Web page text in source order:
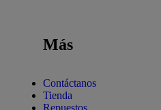
Más
Contáctanos
Tienda